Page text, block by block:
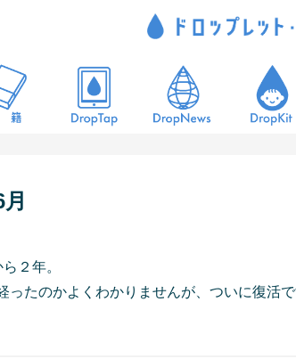
２年。
たのかよくわかりませんが、ついに復活で